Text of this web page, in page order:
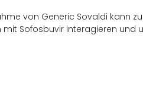
von Generic Sovaldi kann
Sofosbuvir interagieren und